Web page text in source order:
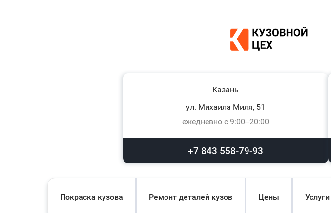
Казань
ул. Михаила Миля, 51
ежедневно с 9:00–20:00
+7 843 558-79-93
Покраска кузова Ремонт деталей кузов Цены Услуги